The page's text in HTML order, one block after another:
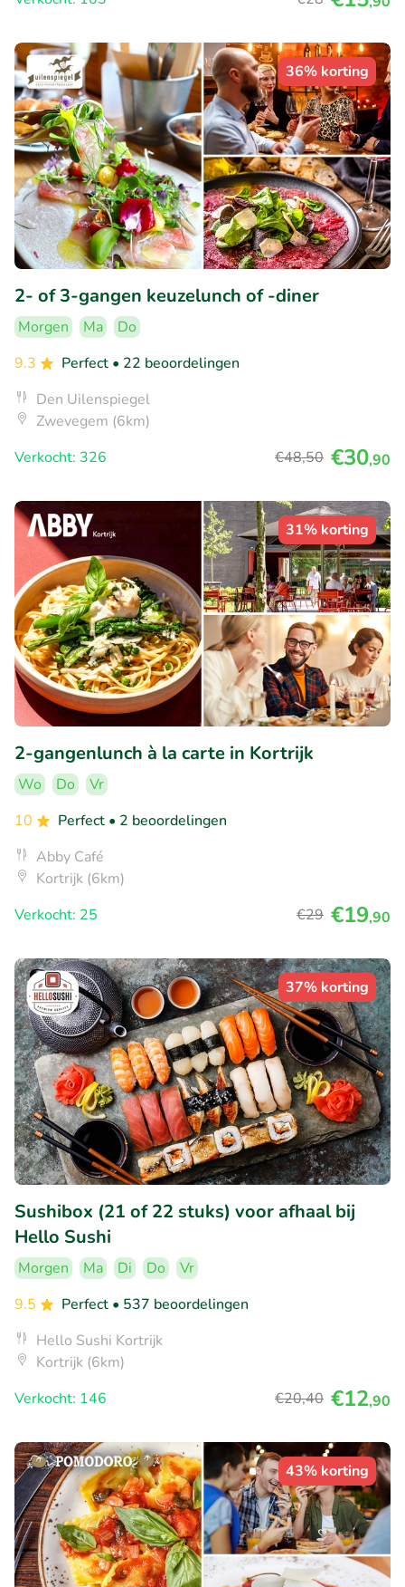
36% korting
2- of 3-gangen keuzelunch of -diner
Morgen Ma
Do
9.3
Perfect • 22 beoordelingen
Den Uilenspiegel
Zwevegem (6km)
Verkocht: 326
€48,50 €30,90
31% korting
2-gangenlunch à la carte in Kortrijk
Wo Do
Vr
10
Perfect • 2 beoordelingen
Abby Café
Kortrijk (6km)
Verkocht: 25
€29 €19,90
37% korting
Sushibox (21 of 22 stuks) voor afhaal bij
Hello Sushi
Morgen Ma Di Do
Vr
9.5
Perfect • 537 beoordelingen
Hello Sushi Kortrijk
Kortrijk (6km)
Verkocht: 146
€20,40 €12,90
43% korting